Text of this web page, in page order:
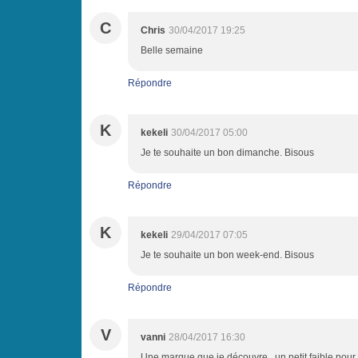
C Chris 30/04/2017 19:25
Belle semaine
Répondre
K kekeli 30/04/2017 05:00
Je te souhaite un bon dimanche. Bisous
Répondre
K kekeli 29/04/2017 07:05
Je te souhaite un bon week-end. Bisous
Répondre
V vanni 28/04/2017 16:30